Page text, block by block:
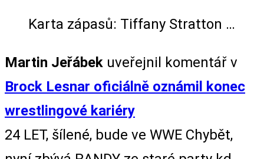
Karta zápasů: Tiffany Stratton …
Martin Jeřábek uveřejnil komentář v
Brock Lesnar oficiálně oznámil konec
wrestlingové kariéry
24 LET, šílené, bude ve WWE Chybět,